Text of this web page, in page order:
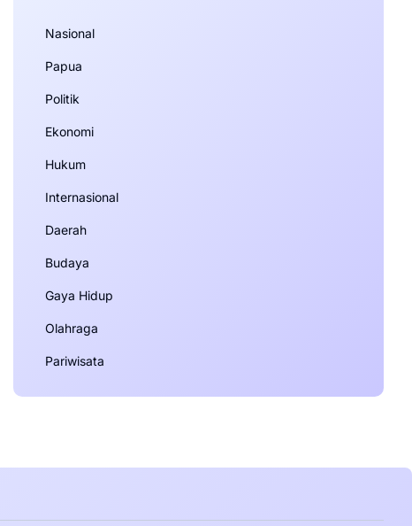
Nasional
Papua
Politik
Ekonomi
Hukum
Internasional
Daerah
Budaya
Gaya Hidup
Olahraga
Pariwisata